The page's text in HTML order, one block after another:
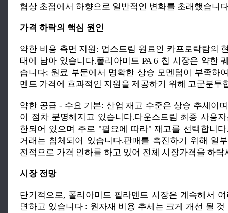
협상 초점에서 하향으로 일반적인 변화를 초래했습니
가격 하락의 핵심 원인
약한 비용 측면 지원: 업스트림 원료인 카프로락탐의
태에 남아 있습니다.폴리아미드 PA 6 칩 시장은 약한
습니다; 원료 부문에서 명확한 상승 모멘텀이 부족하
멘트 가격에 효과적인 지원을 제공하기 위해 고군분투
약한 공급 - 수요 기본: 산업 재고 수준은 상승 추세이
이 점차 분명해지고 있습니다.다운스트림 최종 사용
한되어 있으며 주로 "필요에 따라" 재고를 선택합니
거래는 침체되어 있습니다.판매를 촉진하기 위해 일
전적으로 가격 인하를 하고 있어 전체 시장가격을 하락
시장 전망
단기적으로, 폴리아미드 필라멘트 시장은 계속해서
면하고 있습니다 : 원자재 비용 추세는 크게 개선 될